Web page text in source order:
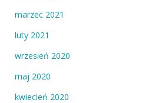
marzec 2021
luty 2021
wrzesień 2020
maj 2020
kwiecień 2020